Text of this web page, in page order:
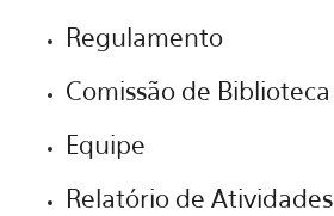
Regulamento
Comissão de Biblioteca
Equipe
Relatório de Atividades